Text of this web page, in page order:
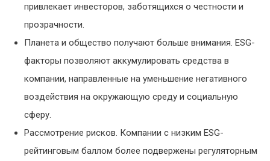
привлекает инвесторов, заботящихся о честности и
прозрачности.
Планета и общество получают больше внимания. ESG-
факторы позволяют аккумулировать средства в
компании, направленные на уменьшение негативного
воздействия на окружающую среду и социальную
сферу.
Рассмотрение рисков. Компании с низким ESG-
рейтинговым баллом более подвержены регуляторным